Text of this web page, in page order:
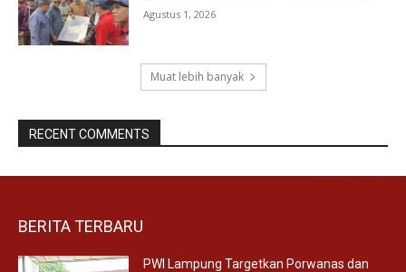
Agustus 1, 2026
Muat lebih banyak
RECENT COMMENTS
BERITA TERBARU
PWI Lampung Targetkan Porwanas dan